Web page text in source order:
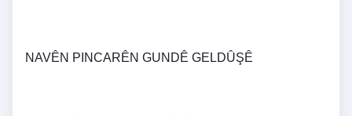
NAVÊN PINCARÊN GUNDÊ GELDÛŞÊ